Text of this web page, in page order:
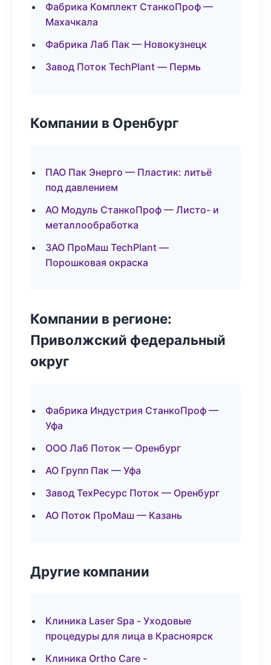
Фабрика Комплект СтанкоПроф —
Махачкала
Фабрика Лаб Пак — Новокузнецк
Завод Поток TechPlant — Пермь
Компании в Оренбург
ПАО Пак Энерго — Пластик: литьё
под давлением
АО Модуль СтанкоПроф — Листо- и
металлообработка
ЗАО ПроМаш TechPlant —
Порошковая окраска
Компании в регионе:
Приволжский федеральный
округ
Фабрика Индустрия СтанкоПроф —
Уфа
ООО Лаб Поток — Оренбург
АО Групп Пак — Уфа
Завод ТехРесурс Поток — Оренбург
АО Поток ПроМаш — Казань
Другие компании
Клиника Laser Spa - Уходовые
процедуры для лица в Красноярск
Клиника Ortho Care -